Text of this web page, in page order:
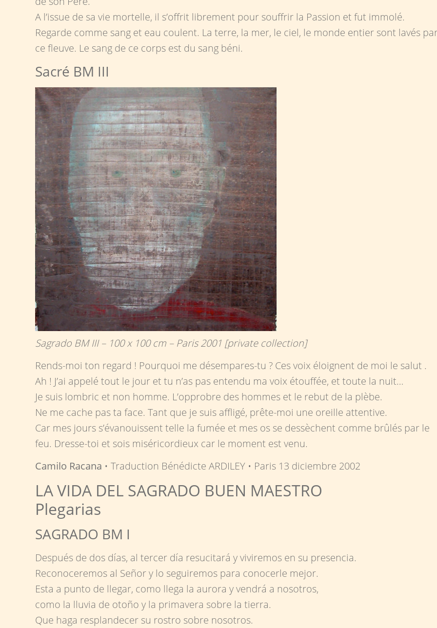
A l’issue de sa vie mortelle, il s’offrit librement pour souffrir la Passion et fut immolé.
Regarde comme sang et eau coulent. La terre, la mer, le ciel, le monde entier sont lavés
ce fleuve. Le sang de ce corps est du sang béni.
Sacré BM III
Sagrado BM III – 100 x 100 cm – Paris 2001 [private collection]
Rends-moi ton regard ! Pourquoi me désempares-tu ? Ces voix éloignent de moi le salut .
Ah ! J’ai appelé tout le jour et tu n’as pas entendu ma voix étouffée, et toute la nuit…
Je suis lombric et non homme. L’opprobre des hommes et le rebut de la plèbe.
Ne me cache pas ta face. Tant que je suis affligé, prête-moi une oreille attentive.
Car mes jours s’évanouissent telle la fumée et mes os se dessèchent comme brûlés par le
feu. Dresse-toi et sois miséricordieux car le moment est venu.
Camilo Racana • Traduction Bénédicte ARDILEY • Paris 13 diciembre 2002
LA VIDA DEL SAGRADO BUEN MAESTRO
Plegarias
SAGRADO BM I
Después de dos días, al tercer día resucitará y viviremos en su presencia.
Reconoceremos al Señor y lo seguiremos para conocerle mejor.
Esta a punto de llegar, como llega la aurora y vendrá a nosotros,
como la lluvia de otoño y la primavera sobre la tierra.
Que haga resplandecer su rostro sobre nosotros.